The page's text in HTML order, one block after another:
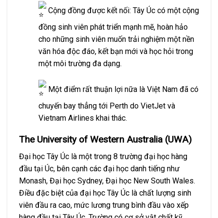
Cộng đồng được kết nối: Tây Úc có một cộng
đồng sinh viên phát triển mạnh mẽ, hoàn hảo
cho những sinh viên muốn trải nghiệm một nền
văn hóa độc đáo, kết bạn mới và học hỏi trong
một môi trường đa dạng.
Một điểm rất thuận lợi nữa là Việt Nam đã có
chuyến bay thẳng tới Perth do VietJet và
Vietnam Airlines khai thác.
The University of Western Australia (UWA)
Đại học Tây Úc là một trong 8 trường đại học hàng
đầu tại Úc, bên cạnh các đại học danh tiếng như
Monash, Đại học Sydney, Đại học New South Wales.
Điều đặc biệt của đại học Tây Úc là chất lượng sinh
viên đầu ra cao, mức lương trung bình đầu vào xếp